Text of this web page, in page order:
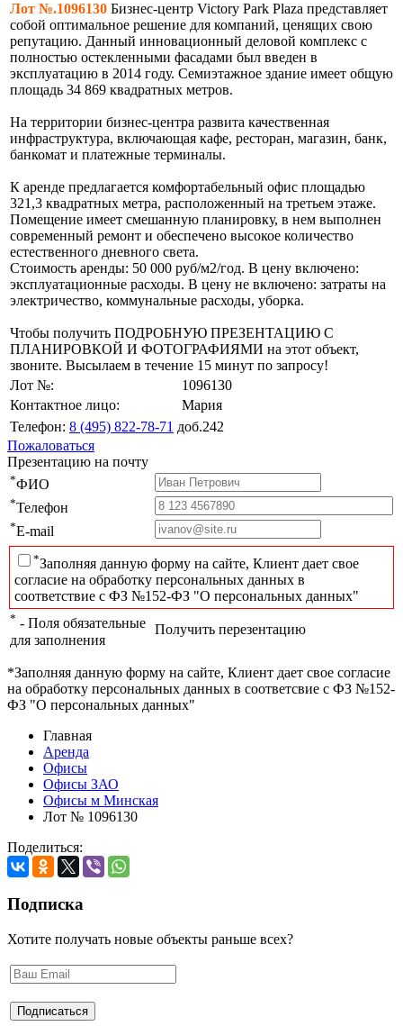
Лот №.1096130 Бизнес-центр Victory Park Plaza представляет
собой оптимальное решение для компаний, ценящих свою
репутацию. Данный инновационный деловой комплекс с
полностью остекленными фасадами был введен в
эксплуатацию в 2014 году. Семиэтажное здание имеет общую
площадь 34 869 квадратных метров.
На территории бизнес-центра развита качественная
инфраструктура, включающая кафе, ресторан, магазин, банк,
банкомат и платежные терминалы.
К аренде предлагается комфортабельный офис площадью
321,3 квадратных метра, расположенный на третьем этаже.
Помещение имеет смешанную планировку, в нем выполнен
современный ремонт и обеспечено высокое количество
естественного дневного света.
Стоимость аренды: 50 000 руб/м2/год. В цену включено:
эксплуатационные расходы. В цену не включено: затраты на
электричество, коммунальные расходы, уборка.
Чтобы получить ПОДРОБНУЮ ПРЕЗЕНТАЦИЮ С
ПЛАНИРОВКОЙ И ФОТОГРАФИЯМИ на этот объект,
звоните. Высылаем в течение 15 минут по запросу!
Лот №:
1096130
Контактное лицо:
Мария
Телефон: 8 (495) 822-78-71 доб.242
Пожаловаться
Презентацию на почту
*ФИО
*Телефон
*E-mail
*Заполняя данную форму на сайте, Клиент дает свое
согласие на обработку персональных данных в
соответствие с ФЗ №152-ФЗ "О персональных данных"
* - Поля обязательные
для заполнения
Получить перезентацию
*Заполняя данную форму на сайте, Клиент дает свое согласие
на обработку персональных данных в соответсвие с ФЗ №152-
ФЗ "О персональных данных"
Главная
Аренда
Офисы
Офисы ЗАО
Офисы м Минская
Лот № 1096130
Поделиться:
Подписка
Хотите получать новые объекты раньше всех?